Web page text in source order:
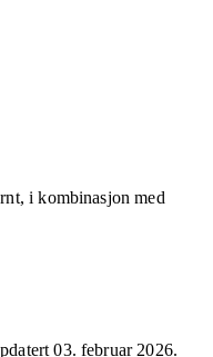
i kombinasjon med
03. februar 2026.